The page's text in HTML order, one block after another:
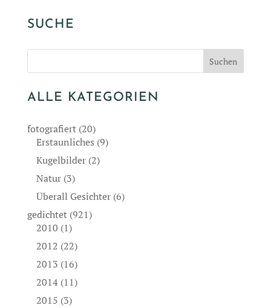
SUCHE
ALLE KATEGORIEN
fotografiert(20)
Erstaunliches (9)
Kugelbilder(2)
Natur(3)
Überall Gesichter(6)
gedichtet(921)
2010 (1)
2012 (22)
2013 (16)
2014(11)
2015 (3)